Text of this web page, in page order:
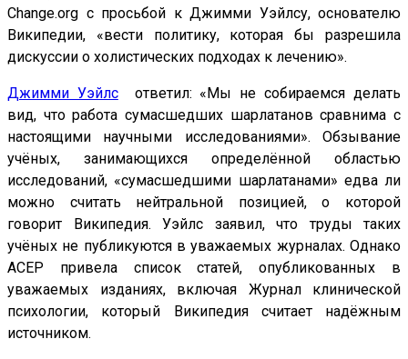
Change.org с просьбой к Джимми Уэйлсу, основателю
Википедии, «вести политику, которая бы разрешила
дискуссии о холистических подходах к лечению».
Джимми Уэйлсответил: «Мы не собираемся делать
вид, что работа сумасшедших шарлатанов сравнима с
настоящими научными исследованиями». Обзывание
учёных, занимающихся определённой областью
исследований, «сумасшедшими шарлатанами» едва ли
можно считать нейтральной позицией, о которой
говорит Википедия. Уэйлс заявил, что труды таких
учёных не публикуются в уважаемых журналах. Однако
ACEP привела список статей, опубликованных в
уважаемых изданиях, включая Журнал клинической
психологии, который Википедия считает надёжным
источником.